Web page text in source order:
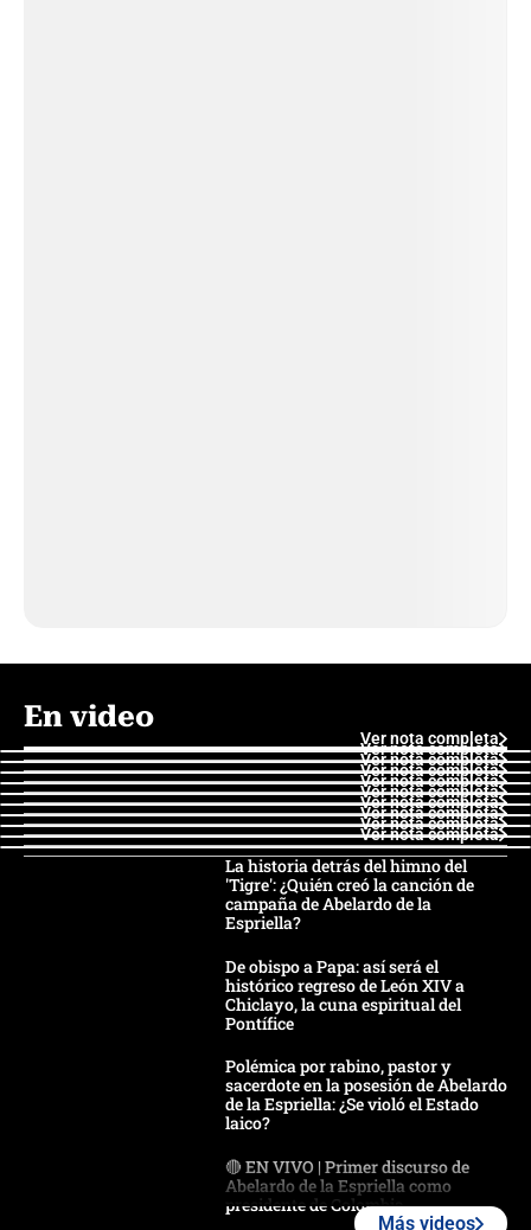
En video
Ver nota completa
Ver nota completa
Ver nota completa
Ver nota completa
Ver nota completa
Ver nota completa
Ver nota completa
Ver nota completa
Ver nota completa
Ver nota completa
La historia detrás del himno del
'Tigre': ¿Quién creó la canción de
campaña de Abelardo de la
Espriella?
De obispo a Papa: así será el
histórico regreso de León XIV a
Chiclayo, la cuna espiritual del
Pontífice
Polémica por rabino, pastor y
sacerdote en la posesión de Abelardo
de la Espriella: ¿Se violó el Estado
laico?
🔴 EN VIVO | Primer discurso de
Abelardo de la Espriella como
presidente de Colombia
Más videos